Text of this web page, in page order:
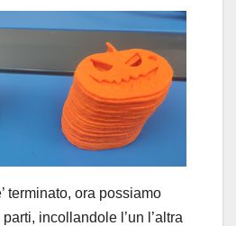
terminato, ora possiamo
incollandole l’un l’altra